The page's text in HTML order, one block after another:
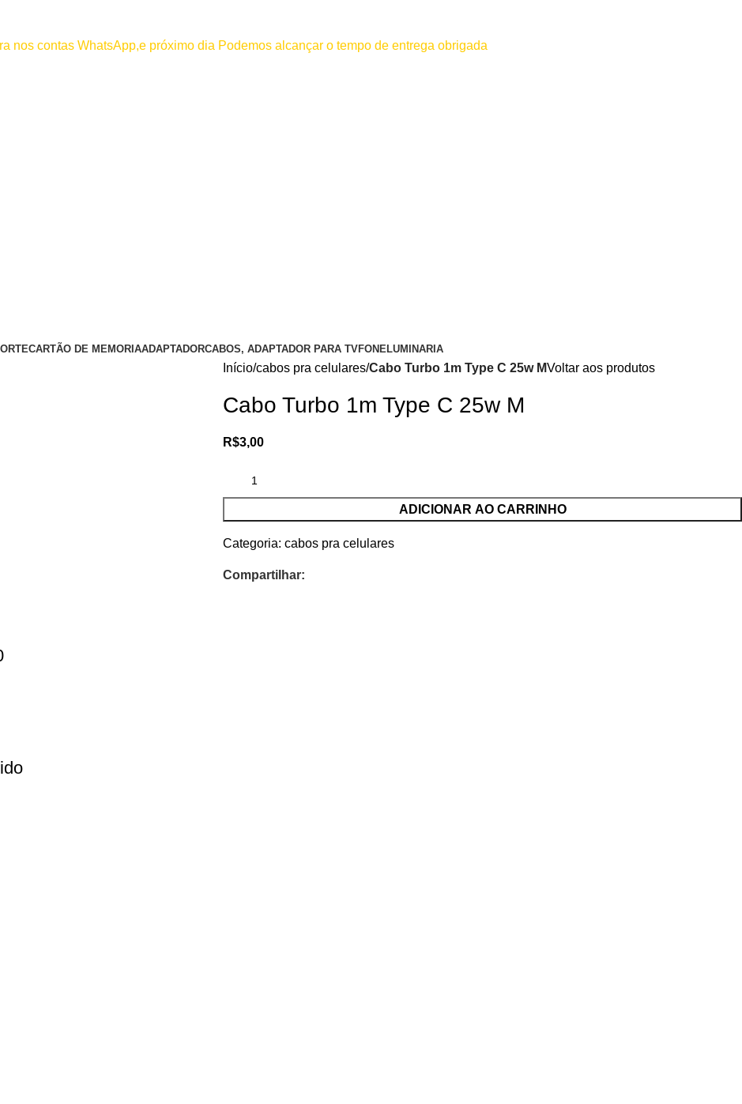
nos contas WhatsApp,e próximo dia Podemos alcançar o tempo de entrega obrigada
CARTÃO DE MEMORIAADAPTADORCABOS, ADAPTADOR PARA TVFONELUMINARIA
Início cabos pra celulares Cabo Turbo 1m Type C 25w MVoltar aos produtos
Cabo Turbo 1m Type C 25w M
R$3,00
ADICIONAR AO CARRINHO
Categoria: cabos pra celulares
Compartilhar: